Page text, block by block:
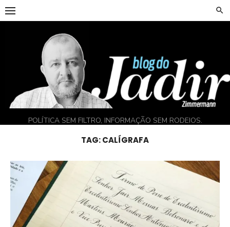
Skip
to
POLÍTICA SEM FILTRO, INFORMAÇÃO SEM RODEIOS.
TAG:CALÍGRAFA